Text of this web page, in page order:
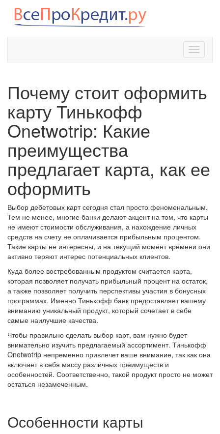
Toggle
Почему стоит оформить
карту Тинькофф
Onetwotrip: Какие
преимущества
предлагает карта, как ее
оформить
Выбор дебетовых карт сегодня стал просто феноменальным.
Тем не менее, многие банки делают акцент на том, что карты
не имеют стоимости обслуживания, а нахождение личных
средств на счету не оплачивается прибыльным процентом.
Такие карты не интересны, и на текущий момент времени они
активно теряют интерес потенциальных клиентов.
Куда более востребованным продуктом считается карта,
которая позволяет получать прибыльный процент на остаток,
а также позволяет получить перспективы участия в бонусных
программах. Именно Тинькофф банк предоставляет вашему
вниманию уникальный продукт, который сочетает в себе
самые наилучшие качества.
Чтобы правильно сделать выбор карт, вам нужно будет
внимательно изучить предлагаемый ассортимент. Тинькофф
Onetwotrip непременно привлечет ваше внимание, так как она
включает в себя массу различных преимуществ и
особенностей. Соответственно, такой продукт просто не может
остаться незамеченным.
Особенности карты